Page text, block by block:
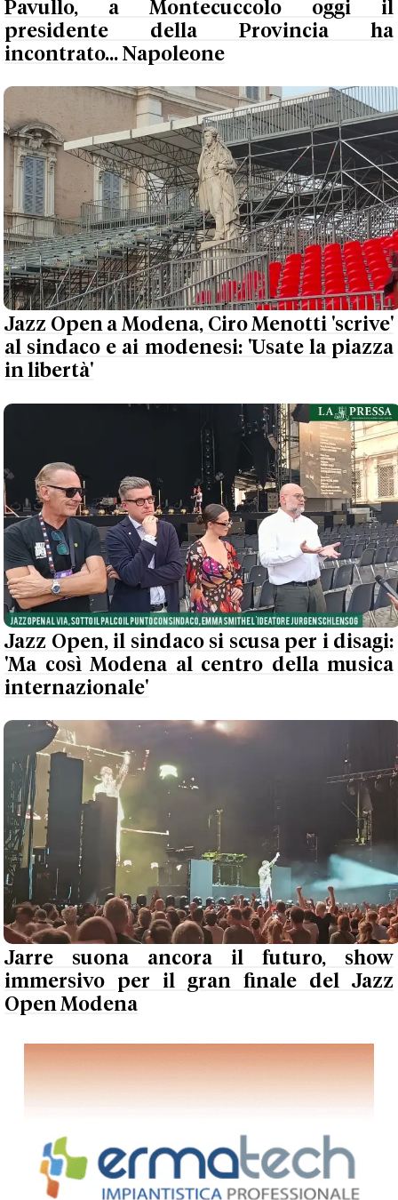
Pavullo, a Montecuccolo oggi il
presidente della Provincia ha
incontrato... Napoleone
Jazz Open a Modena, Ciro Menotti 'scrive'
al sindaco e ai modenesi: 'Usate la piazza
in libertà'
Jazz Open, il sindaco si scusa per i disagi:
'Ma così Modena al centro della musica
internazionale'
Jarre suona ancora il futuro, show
immersivo per il gran finale del Jazz
Open Modena